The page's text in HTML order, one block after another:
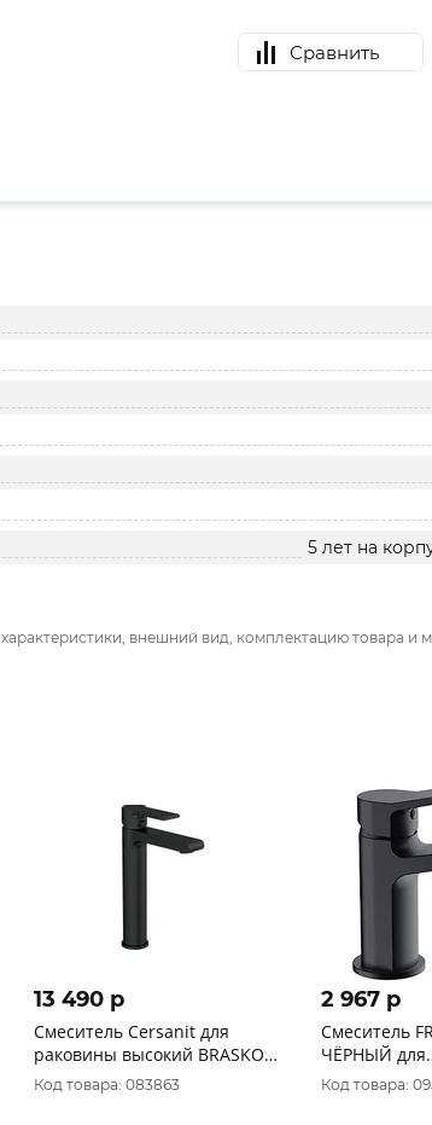
Сравнить
5 лет на
внешний вид, комплектацию товара и
13 490 p
Смеситель Cersanit для
раковины высокий BRASKO
BLACK 63111 однорычажный
черный клик клак
Код товара: 083863
2 967 p
Смеситель
ЧЁРНЫЙ для
латунный
Код товара: